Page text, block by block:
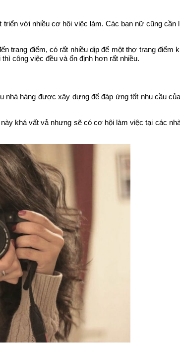
với nhiều cơ hội việc làm. Các bạn nữ cũng
trang điểm, có rất nhiều dịp để một thợ trang điểm
công việc đều và ổn định hơn rất nhiều.
nhà hàng được xây dựng để đáp ứng tốt nhu cầu
khá vất vả nhưng sẽ có cơ hội làm việc tại các